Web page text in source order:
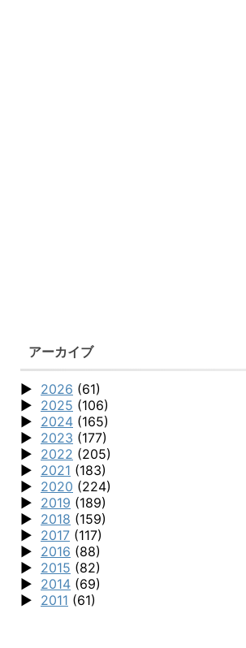
アーカイブ
2026 (61)
2025 (106)
2024 (165)
2023 (177)
2022 (205)
2021 (183)
2020 (224)
2019 (189)
2018 (159)
2017 (117)
2016 (88)
2015 (82)
2014 (69)
2011 (61)